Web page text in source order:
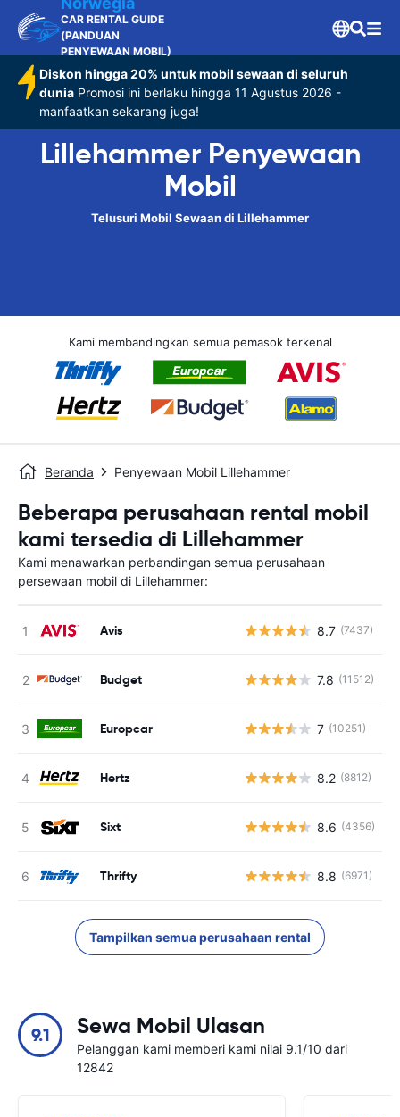
CAR RENTAL GUIDE
(PANDUAN
PENYEWAAN MOBIL)
Diskon hingga 20% untuk mobil sewaan di seluruh
dunia Promosi ini berlaku hingga 11 Agustus 2026 -
manfaatkan sekarang juga!
Lillehammer Penyewaan
Mobil
Telusuri Mobil Sewaan di Lillehammer
Kami membandingkan semua pemasok terkenal
Beranda Penyewaan Mobil Lillehammer
Beberapa perusahaan rental mobil
kami tersedia di Lillehammer
Kami menawarkan perbandingan semua perusahaan
persewaan mobil di Lillehammer:
Avis 8.7 (7437)
Budget 7.8 (11512)
Europcar 7 (10251)
Hertz 8.2 (8812)
Sixt 8.6 (4356)
Thrifty 8.8 (6971)
Tampilkan semua perusahaan rental
9.1 Sewa Mobil Ulasan
Pelanggan kami memberi kami nilai 9.1/10 dari
12842